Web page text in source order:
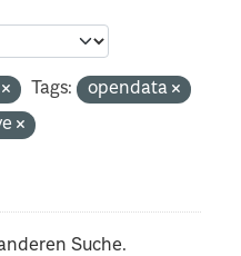
Tags:
opendata
Suche.